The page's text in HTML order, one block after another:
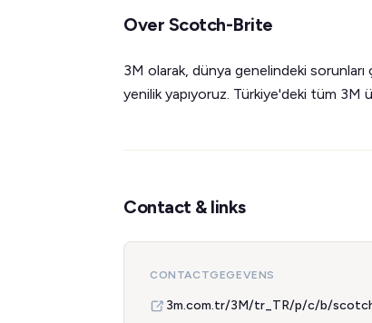
Over Scotch-Brite
3M olarak, dünya genelindeki
yenilik yapıyoruz. Türkiye'deki tüm 3M
Contact & links
CONTACTGEGEVENS
3m.com.tr/3M/tr_TR/p/c/b/